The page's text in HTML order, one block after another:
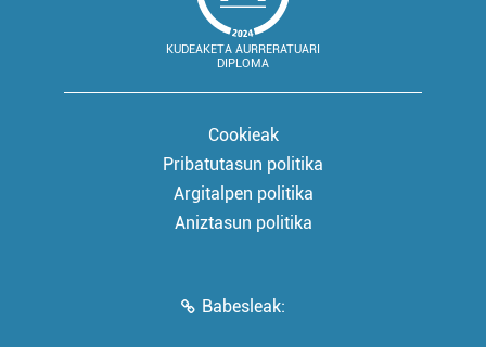
KUDEAKETA AURRERATUARI
DIPLOMA
Cookieak
Pribatutasun politika
Argitalpen politika
Aniztasun politika
Babesleak: